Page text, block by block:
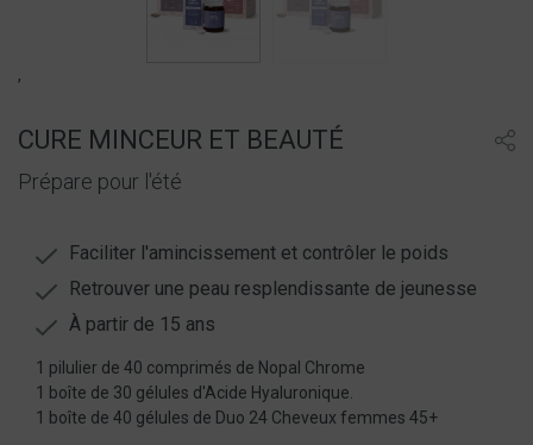
CURE MINCEUR ET BEAUTÉ
Prépare pour l'été
Faciliter l'amincissement et contrôler le poids
Retrouver une peau resplendissante de jeunesse
À partir de 15 ans
1 pilulier de 40 comprimés de Nopal Chrome
1 boîte de 30 gélules d'Acide Hyaluronique.
1 boîte de 40 gélules de Duo 24 Cheveux femmes 45+
,